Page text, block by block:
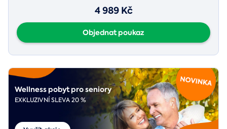
4 989 Kč
Objednat poukaz
Wellness pobyt pro seniory
EXKLUZIVNÍ SLEVA 20 %